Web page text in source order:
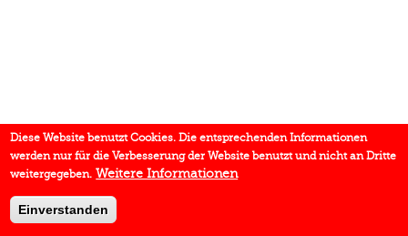
Diese Website benutzt Cookies. Die entsprechenden Informationen
werden nur für die Verbesserung der Website benutzt und nicht an Dritte
weitergegeben. Weitere Informationen
Einverstanden